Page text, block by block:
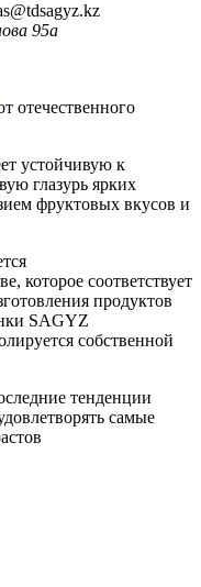
95а
отечественного
устойчивую к
глазурь ярких
фруктовых вкусов и
которое соответствует
продуктов
SAGYZ
собственной
тенденции
самые